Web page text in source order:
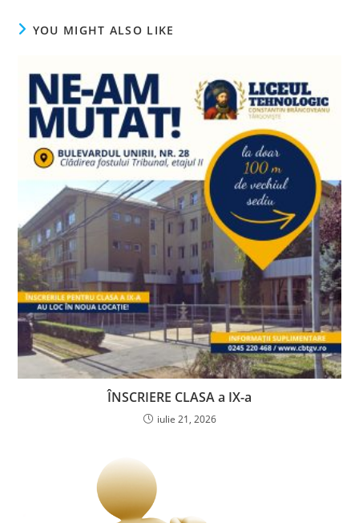
YOU MIGHT ALSO LIKE
ÎNSCRIERE CLASA a IX-a
iulie 21, 2026